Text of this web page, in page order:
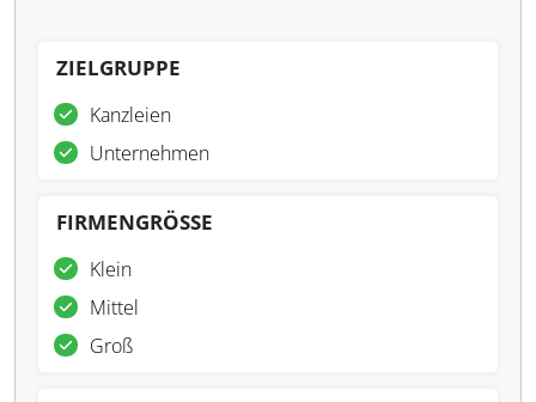
ZIELGRUPPE
Kanzleien
Unternehmen
FIRMENGRÖSSE
Klein
Mittel
Groß